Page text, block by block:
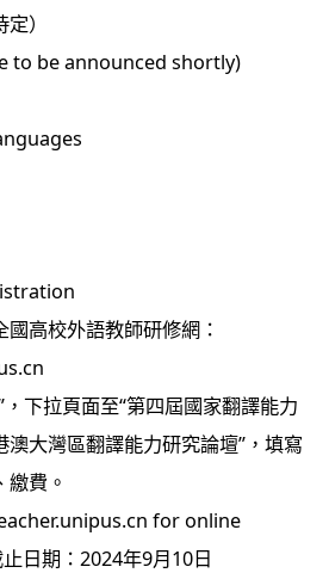
）
to be announced shortly)
高校外語教師研修網：
下拉頁面至“第四屆國家翻譯能力
大灣區翻譯能力研究論壇”，填寫
費。
for online
日期：2024年9月10日